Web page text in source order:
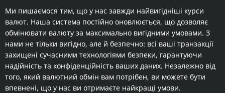
Ми пишаємося тим, що у нас завжди найвигідніші курси
валют. Наша система постійно оновлюється, що дозволяє
обмінювати валюту за максимально вигідними умовами. З
нами не тільки вигідно, але й безпечно: всі ваші транзакції
захищені сучасними технологіями безпеки, гарантуючи
надійність та конфіденційність ваших даних. Незалежно від
того, який валютний обмін вам потрібен, ви можете бути
впевнені, що у нас ви отримаєте найкращі умови.